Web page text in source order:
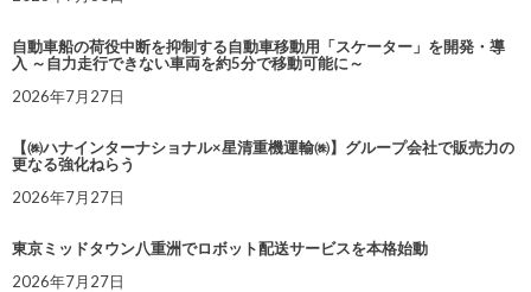
自動車船の荷役中断を抑制する自動車移動用「スケーター」を開発・導
入 ～自力走行できない車両を約5分で移動可能に～
2026年7月27日
【㈱ハナインターナショナル×星清重機運輸㈱】グループ会社で販売力の
更なる強化ねらう
2026年7月27日
東京ミッドタウン八重洲でロボット配送サービスを本格始動
2026年7月27日